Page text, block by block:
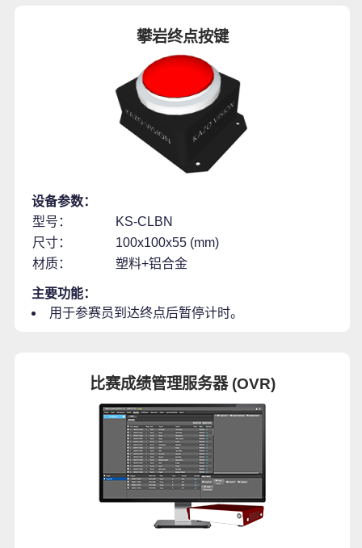
攀岩终点按键
设备参数：
型号：
KS-CLBN
尺寸：
100x100x55 (mm)
材质：
塑料+铝合金
主要功能：
用于参赛员到达终点后暂停计时。
比赛成绩管理服务器 (OVR)